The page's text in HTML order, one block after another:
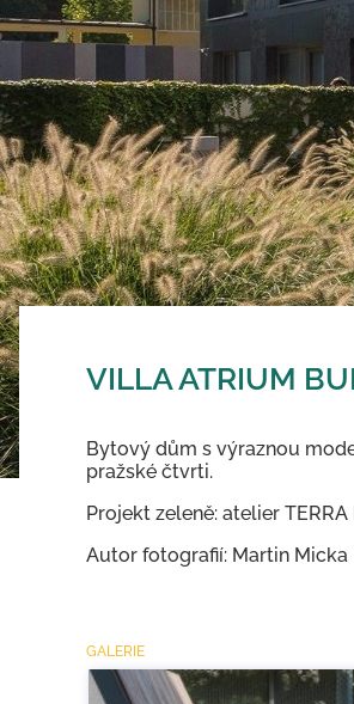
VILLA ATRIUM
Bytový dům s výraznou
pražské čtvrti.
Projekt zeleně: atelier TERRA
Autor fotografií: Martin Micka
GALERIE